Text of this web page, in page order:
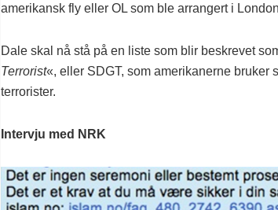
amerikansk fly eller OL som ble arrangert i
Dale skal nå stå på en liste som blir beskrevet
Terrorist«, eller SDGT, som amerikanerne bruker
terrorister.
Intervju med NRK